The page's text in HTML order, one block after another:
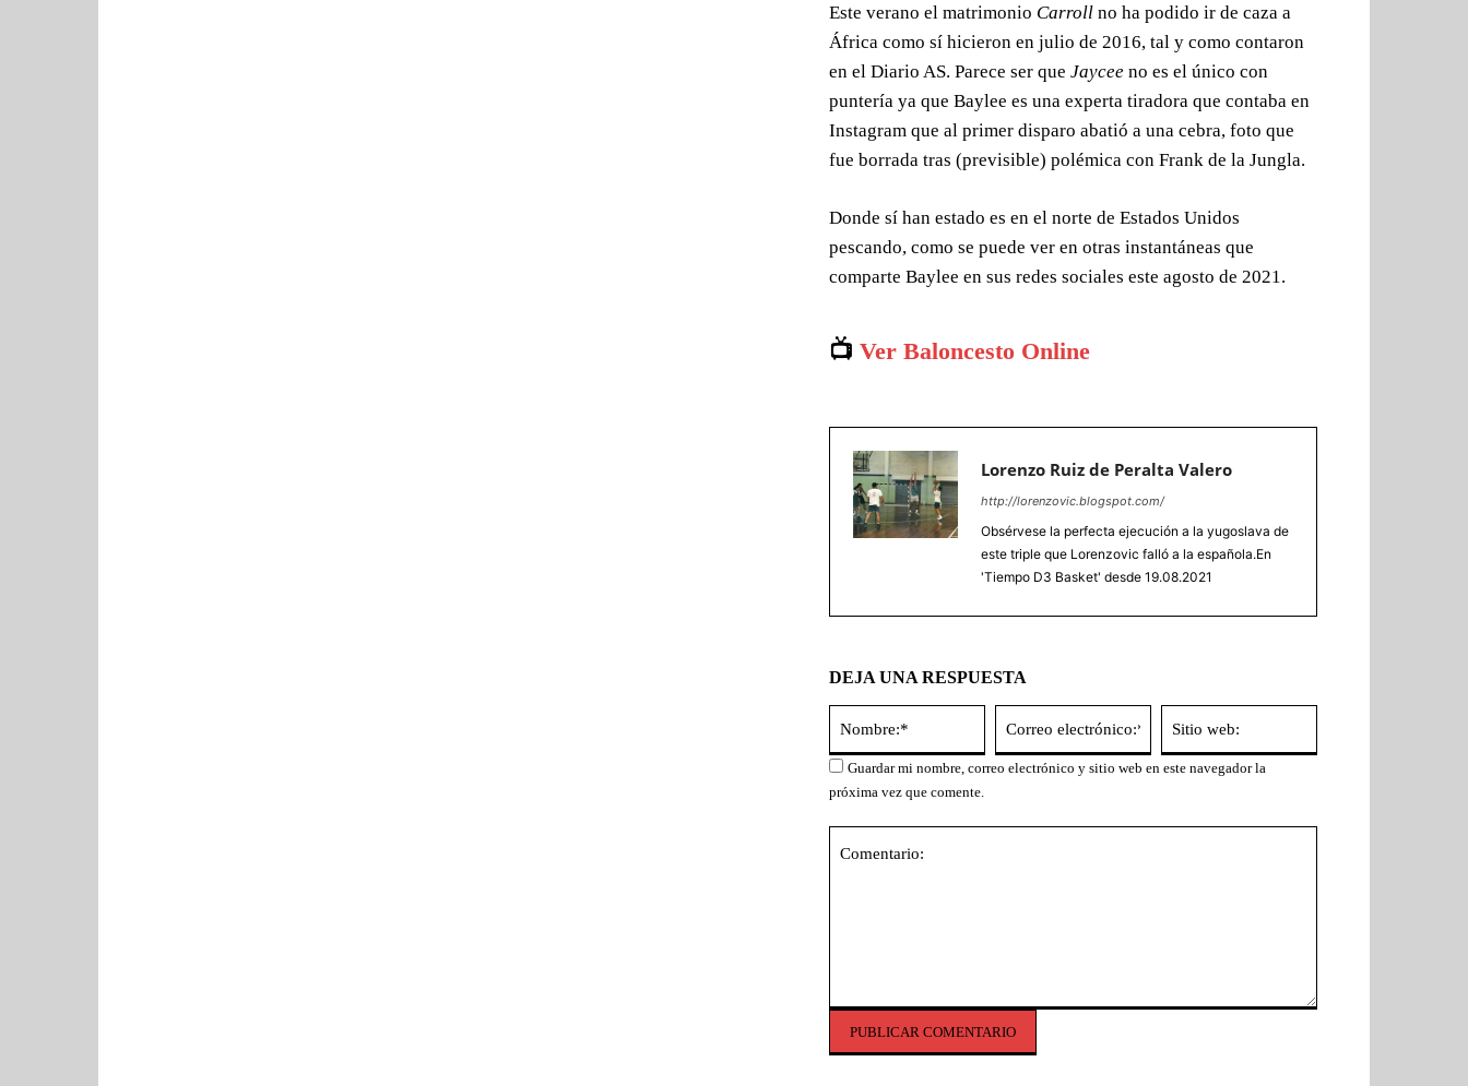
Este verano el matrimonio Carroll no ha podido ir de caza a
África como sí hicieron en julio de 2016, tal y como contaron
en el Diario AS. Parece ser que Jaycee no es el único con
puntería ya que Baylee es una experta tiradora que contaba en
Instagram que al primer disparo abatió a una cebra, foto que
fue borrada tras (previsible) polémica con Frank de la Jungla.
Donde sí han estado es en el norte de Estados Unidos
pescando, como se puede ver en otras instantáneas que
comparte Baylee en sus redes sociales este agosto de 2021.
📺 Ver Baloncesto Online
Lorenzo Ruiz de Peralta Valero
http://lorenzovic.blogspot.com/
Obsérvese la perfecta ejecución a la yugoslava de
este triple que Lorenzovic falló a la española.En
'Tiempo D3 Basket' desde 19.08.2021
DEJA UNA RESPUESTA
electrónico:*
Guardar mi nombre, correo electrónico y sitio web en este navegador la
próxima vez que comente.